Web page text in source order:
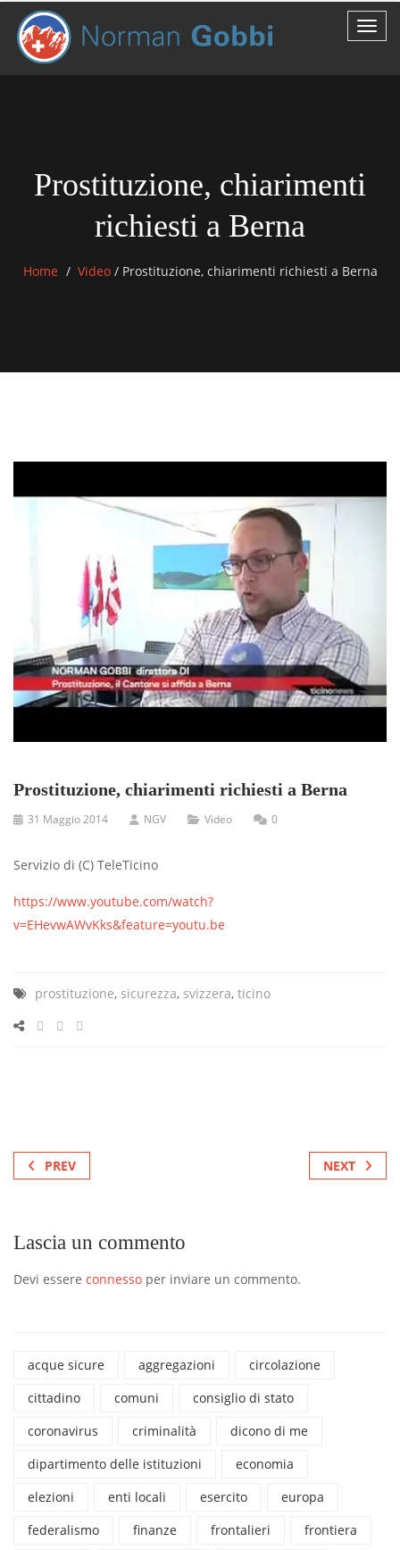
Prostituzione, chiarimenti
richiesti a Berna
Home Video /Prostituzione, chiarimenti richiesti a Berna
Prostituzione, chiarimenti richiesti a Berna
31 Maggio 2014 NGV Video 0
Servizio di (C) TeleTicino
https://www.youtube.com/watch?
v=EHevwAWvKks&feature=youtu.be
prostituzione, sicurezza, svizzera, ticino
PREV NEXT
Lascia un commento
Devi essere connesso per inviare un commento.
acque sicure aggregazioni
circolazione
cittadino
comuni
consiglio di stato
coronavirus
criminalità
dicono di me
dipartimento delle istituzioni
economia
elezioni
enti locali esercito
europa
federalismo
finanze frontalieri
frontiera